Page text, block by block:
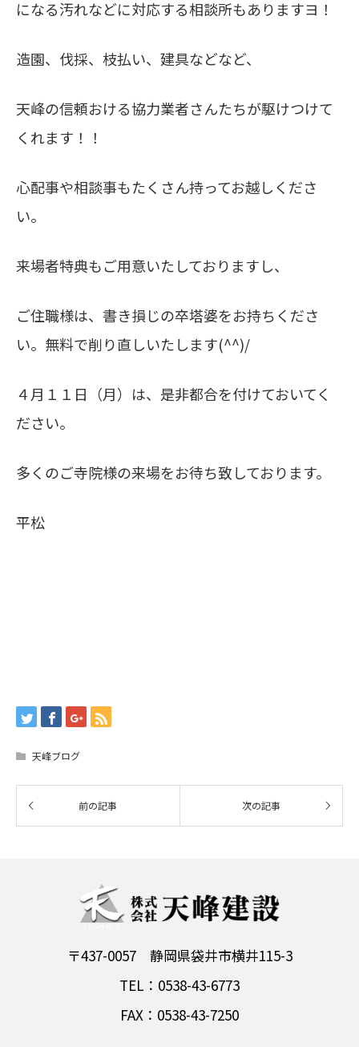
になる汚れなどに対応する相談所もありますヨ！
造園、伐採、枝払い、建具などなど、
天峰の信頼おける協力業者さんたちが駆けつけて
くれます！！
心配事や相談事もたくさん持ってお越しくださ
い。
来場者特典もご用意いたしておりますし、
ご住職様は、書き損じの卒塔婆をお持ちくださ
い。無料で削り直しいたします(^^)/
４月１１日（月）は、是非都合を付けておいてく
ださい。
多くのご寺院様の来場をお待ち致しております。
平松
天峰ブログ
〒437-0057 静岡県袋井市横井115-3
TEL：0538-43-6773
FAX：0538-43-7250